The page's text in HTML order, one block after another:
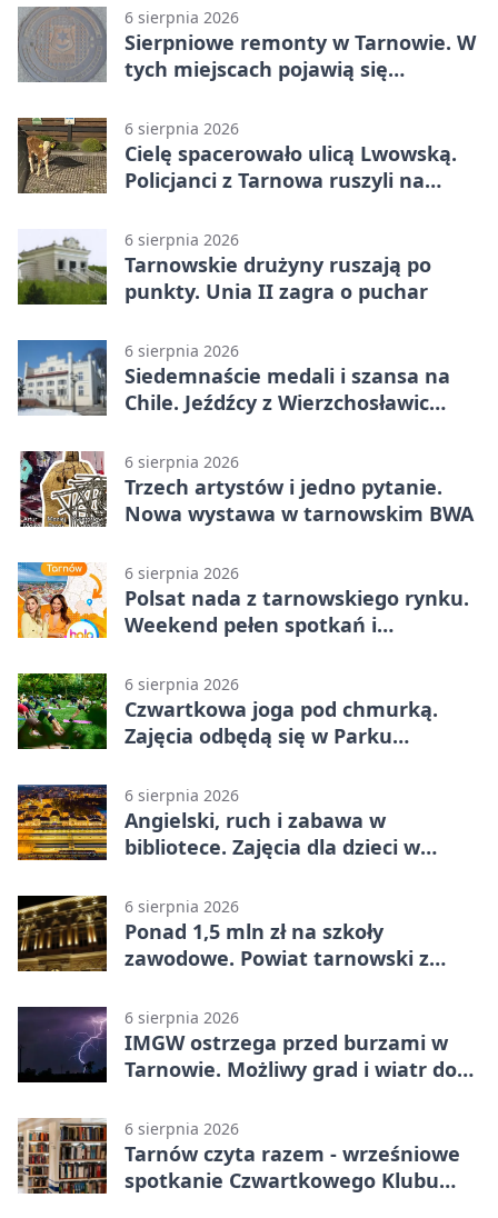
6 sierpnia 2026
Sierpniowe remonty w Tarnowie. W
tych miejscach pojawią się
6 sierpnia 2026
Cielę spacerowało ulicą Lwowską.
Policjanci z Tarnowa ruszyli na
6 sierpnia 2026
Tarnowskie drużyny ruszają po
punkty. Unia II zagra o puchar
6 sierpnia 2026
Siedemnaście medali i szansa na
Chile. Jeźdźcy z Wierzchosławic
6 sierpnia 2026
Trzech artystów i jedno pytanie.
Nowa wystawa w tarnowskim BWA
6 sierpnia 2026
Polsat nada z tarnowskiego rynku.
Weekend pełen spotkań i
6 sierpnia 2026
Czwartkowa joga pod chmurką.
Zajęcia odbędą się w Parku
6 sierpnia 2026
Angielski, ruch i zabawa w
bibliotece. Zajęcia dla dzieci w
6 sierpnia 2026
Ponad 1,5 mln zł na szkoły
zawodowe. Powiat tarnowski z
6 sierpnia 2026
IMGW ostrzega przed burzami w
Tarnowie. Możliwy grad i wiatr do
6 sierpnia 2026
Tarnów czyta razem - wrześniowe
spotkanie Czwartkowego Klubu